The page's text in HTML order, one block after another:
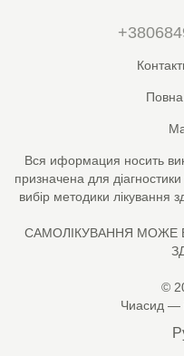
Повна
Вся иформация носить
призначена для діагностики
вибір методики лікування
САМОЛІКУВАННЯ МОЖЕ
©
Чиасид —